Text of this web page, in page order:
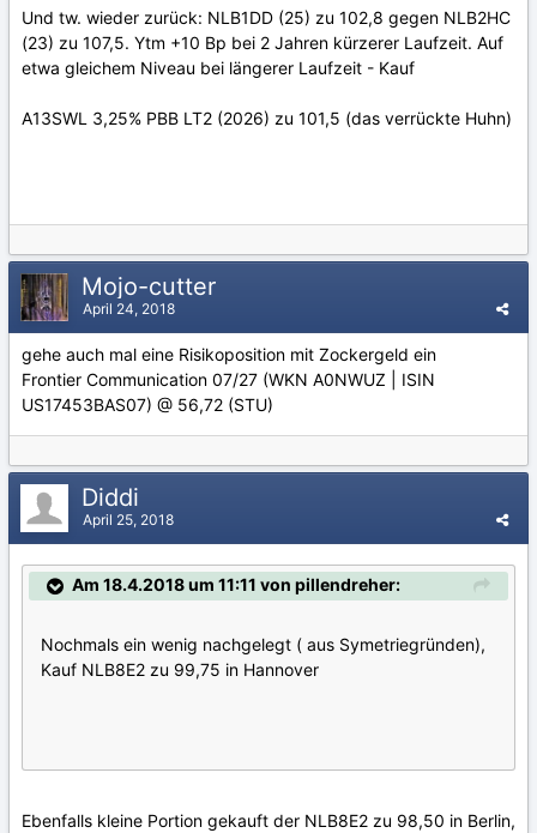
Und tw. wieder zurück: NLB1DD (25) zu 102,8 gegen NLB2HC
(23) zu 107,5. Ytm +10 Bp bei 2 Jahren kürzerer Laufzeit. Auf
etwa gleichem Niveau bei längerer Laufzeit - Kauf
A13SWL 3,25% PBB LT2 (2026) zu 101,5 (das verrückte Huhn)
Mojo-cutter
April 24, 2018
gehe auch mal eine Risikoposition mit Zockergeld ein
Frontier Communication 07/27 (WKN A0NWUZ | ISIN
US17453BAS07) @ 56,72 (STU)
Diddi
April 25, 2018
Am 18.4.2018 um 11:11 von pillendreher:
Nochmals ein wenig nachgelegt ( aus Symetriegründen),
Kauf NLB8E2 zu 99,75 in Hannover
Ebenfalls kleine Portion gekauft der NLB8E2 zu 98,50 in Berlin,